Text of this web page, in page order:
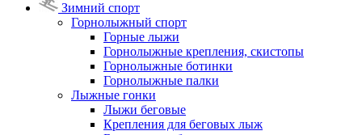
Зимний спорт
Горнолыжный спорт
Горные лыжи
Горнолыжные крепления, скистопы
Горнолыжные ботинки
Горнолыжные палки
Лыжные гонки
Лыжи беговые
Крепления для беговых лыж